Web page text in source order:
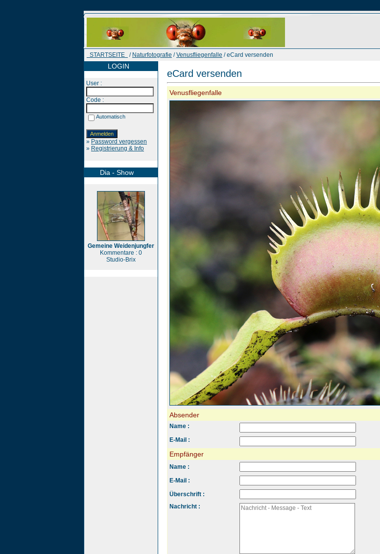
STARTSEITE / Naturfotografie /Venusfliegenfalle / eCard versenden
LOGIN
User :
Code :
Automatisch
» Password vergessen
» Registrierung & Info
Dia - Show
Gemeine Weidenjungfer
Kommentare : 0
Studio-Brix
eCard versenden
Venusfliegenfalle
Absender
Name :
E-Mail :
Empfänger
Name :
E-Mail :
Überschrift :
Nachricht :